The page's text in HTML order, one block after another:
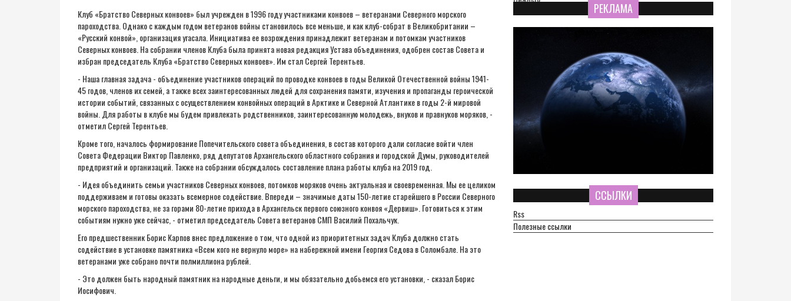
Клуб «Братство Северных конвоев» был учрежден в 1996 году участниками конвоев – ветеранами Северного морского
пароходства. Однако с каждым годом ветеранов войны становилось все меньше, и как клуб-собрат в Великобритании –
«Русский конвой», организация угасала. Инициатива ее возрождения принадлежит ветеранам и потомкам участников
Северных конвоев. На собрании членов Клуба была принята новая редакция Устава объединения, одобрен состав Совета и
избран председатель Клуба «Братство Северных конвоев». Им стал Сергей Терентьев.
- Наша главная задача - объединение участников операций по проводке конвоев в годы Великой Отечественной войны 1941-
45 годов, членов их семей, а также всех заинтересованных людей для сохранения памяти, изучения и пропаганды героической
истории событий, связанных с осуществлением конвойных операций в Арктике и Северной Атлантике в годы 2-й мировой
войны. Для работы в клубе мы будем привлекать родственников, заинтересованную молодежь, внуков и правнуков моряков, -
отметил Сергей Терентьев.
Кроме того, началось формирование Попечительского совета объединения, в состав которого дали согласие войти член
Совета Федерации Виктор Павленко, ряд депутатов Архангельского областного собрания и городской Думы, руководителей
предприятий и организаций. Также на собрании обсуждалось составление плана работы клуба на 2019 год.
- Идея объединить семьи участников Северных конвоев, потомков моряков очень актуальная и своевременная. Мы ее целиком
поддерживаем и готовы оказать всемерное содействие. Впереди – значимые даты 150-летие старейшего в России Северного
морского пароходства, не за горами 80-летие прихода в Архангельск первого союзного конвоя «Дервиш». Готовиться к этим
событиям нужно уже сейчас, - отметил председатель Совета ветеранов СМП Василий Похальчук.
Его предшественник Борис Карпов внес предложение о том, что одной из приоритетных задач Клуба должно стать
содействие в установке памятника «Всем кого не вернуло море» на набережной имени Георгия Седова в Соломбале. На это
ветеранами уже собрано почти полмиллиона рублей.
- Это должен быть народный памятник на народные деньги, и мы обязательно добьемся его установки, - сказал Борис
Иосифович.
РЕКЛАМА
ССЫЛКИ
Rss
Полезные ссылки